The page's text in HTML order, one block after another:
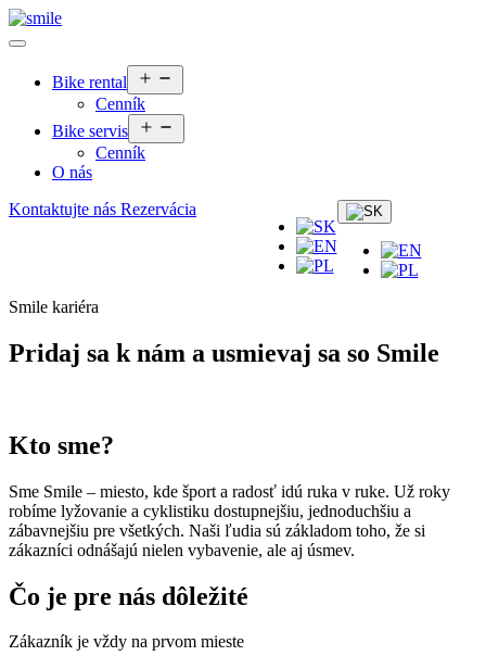
Bike rental
menu
Cenník
Bike servis
menu
Cenník
O nás
Kontaktujte nás Rezervácia
Smile kariéra
Pridaj sa k nám a usmievaj sa so Smile
Kto sme?
Sme Smile – miesto, kde šport a radosť idú ruka v ruke. Už roky
robíme lyžovanie a cyklistiku dostupnejšiu, jednoduchšiu a
zábavnejšiu pre všetkých. Naši ľudia sú základom toho, že si
zákazníci odnášajú nielen vybavenie, ale aj úsmev.
Čo je pre nás dôležité
Zákazník je vždy na prvom mieste